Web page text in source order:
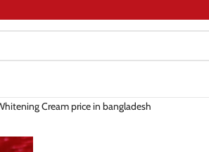
Cream price in bangladesh